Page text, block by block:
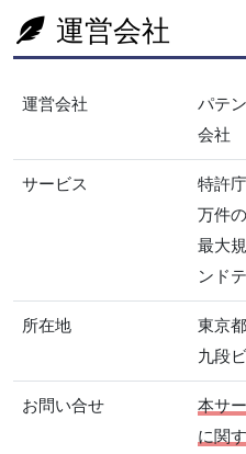
運営会社
運営会社
パテ
会社
サービス
特許
万件
最大
ンド
所在地
東京
九段
お問い合せ
本サ
に関